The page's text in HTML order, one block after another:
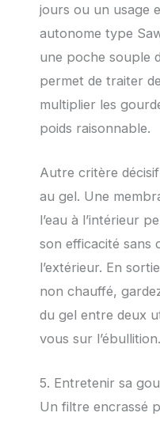
jours ou un usage
autonome type
une poche souple
permet de traiter
multiplier les
poids raisonnable.
Autre critère
au gel. Une
l’eau à l’intérieur
son efficacité sans
l’extérieur. En
non chauffé,
du gel entre deux
vous sur l’ébullition.
5. Entretenir sa
Un filtre encrassé